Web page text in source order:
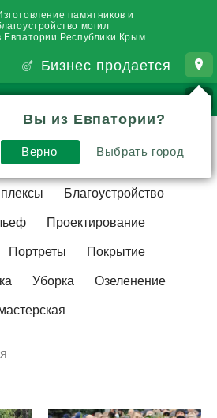
памятников и
могил
Евпатории Республики Крым
Бизнес продается
ПОИСК
Традиции
Благоустройство
Проектирование
Портреты Покрытие
Уборка Озеленение
Вы из Евпатории?
Верно Выбрать город